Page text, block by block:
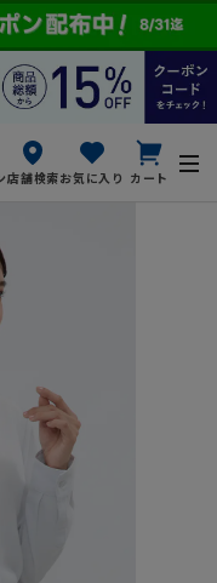
店舗検索お気に入り カート